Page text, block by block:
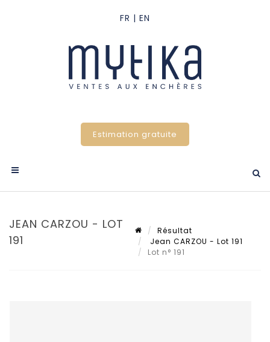
Estimation gratuite
JEAN CARZOU - LOT
191
Résultat
Jean CARZOU - Lot 191
Lot n° 191